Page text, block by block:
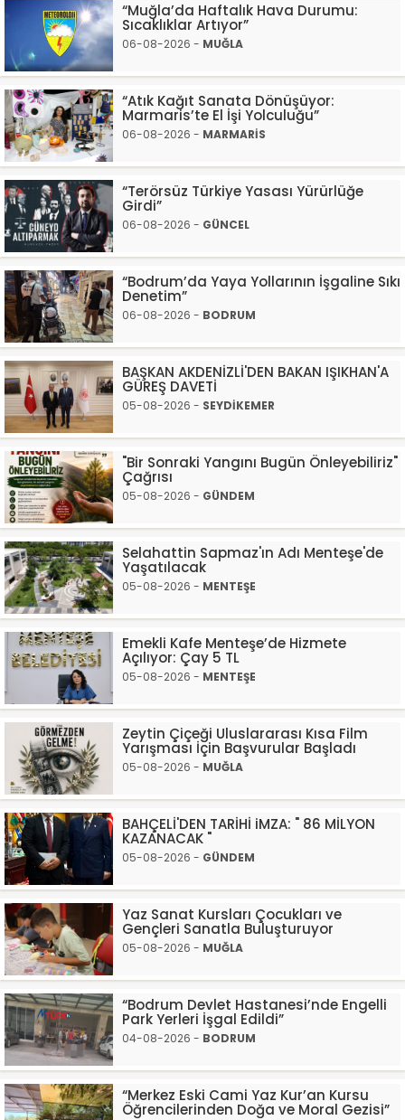
“Muğla’da Haftalık Hava Durumu:
Sıcaklıklar Artıyor”
06-08-2026 - MUĞLA
“Atık Kağıt Sanata Dönüşüyor:
Marmaris’te El İşi Yolculuğu”
06-08-2026 - MARMARİS
“Terörsüz Türkiye Yasası Yürürlüğe
Girdi”
06-08-2026 - GÜNCEL
“Bodrum’da Yaya Yollarının İşgaline Sıkı
Denetim”
06-08-2026 - BODRUM
BAŞKAN AKDENİZLİ'DEN BAKAN IŞIKHAN'A
GÜREŞ DAVETİ
05-08-2026 - SEYDİKEMER
"Bir Sonraki Yangını Bugün Önleyebiliriz"
Çağrısı
05-08-2026 - GÜNDEM
Selahattin Sapmaz'ın Adı Menteşe'de
Yaşatılacak
05-08-2026 - MENTEŞE
Emekli Kafe Menteşe’de Hizmete
Açılıyor: Çay 5 TL
05-08-2026 - MENTEŞE
Zeytin Çiçeği Uluslararası Kısa Film
Yarışması İçin Başvurular Başladı
05-08-2026 - MUĞLA
BAHÇELİ'DEN TARİHİ iMZA: " 86 MİLYON
KAZANACAK "
05-08-2026 - GÜNDEM
Yaz Sanat Kursları Çocukları ve
Gençleri Sanatla Buluşturuyor
05-08-2026 - MUĞLA
“Bodrum Devlet Hastanesi’nde Engelli
Park Yerleri İşgal Edildi”
04-08-2026 - BODRUM
“Merkez Eski Cami Yaz Kur’an Kursu
Öğrencilerinden Doğa ve Moral Gezisi”